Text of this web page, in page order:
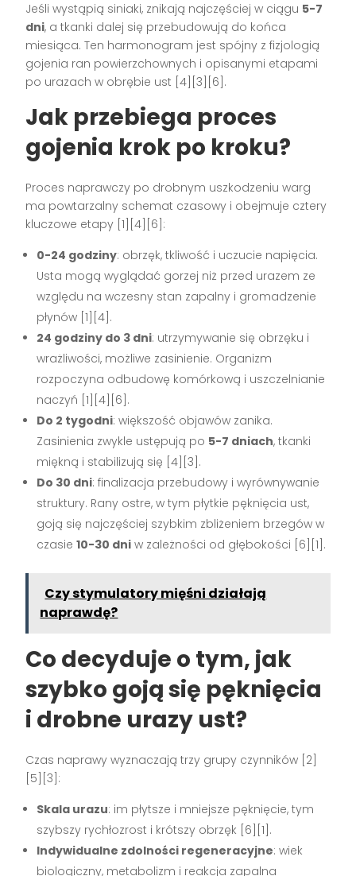
Jeśli wystąpią siniaki, znikają najczęściej w ciągu 5-7
dni, a tkanki dalej się przebudowują do końca
miesiąca. Ten harmonogram jest spójny z fizjologią
gojenia ran powierzchownych i opisanymi etapami
po urazach w obrębie ust [4][3][6].
Jak przebiega proces
gojenia krok po kroku?
Proces naprawczy po drobnym uszkodzeniu warg
ma powtarzalny schemat czasowy i obejmuje cztery
kluczowe etapy [1][4][6]:
0-24 godziny: obrzęk, tkliwość i uczucie napięcia.
Usta mogą wyglądać gorzej niż przed urazem ze
względu na wczesny stan zapalny i gromadzenie
płynów [1][4].
24 godziny do 3 dni: utrzymywanie się obrzęku i
wrażliwości, możliwe zasinienie. Organizm
rozpoczyna odbudowę komórkową i uszczelnianie
naczyń [1][4][6].
Do 2 tygodni: większość objawów zanika.
Zasinienia zwykle ustępują po 5-7 dniach, tkanki
miękną i stabilizują się [4][3].
Do 30 dni: finalizacja przebudowy i wyrównywanie
struktury. Rany ostre, w tym płytkie pęknięcia ust,
goją się najczęściej szybkim zbliżeniem brzegów w
czasie10-30 dni w zależności od głębokości [6][1].
Czy stymulatory mięśni działają
naprawdę?
Co decyduje o tym, jak
szybko goją się pęknięcia
i drobne urazy ust?
Czas naprawy wyznaczają trzy grupy czynników [2]
[5][3]:
Skala urazu: im płytsze i mniejsze pęknięcie, tym
szybszy rychłozrost i krótszy obrzęk [6][1].
Indywidualne zdolności regeneracyjne: wiek
biologiczny, metabolizm i reakcja zapalna